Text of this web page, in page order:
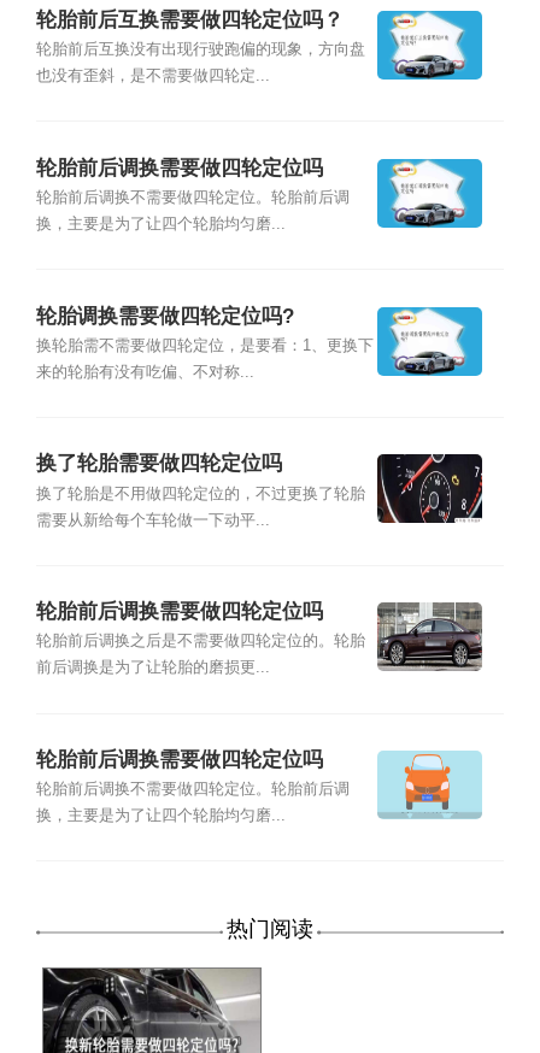
轮胎前后互换需要做四轮定位吗？
轮胎前后互换没有出现行驶跑偏的现象，方向盘
也没有歪斜，是不需要做四轮定...
轮胎前后调换需要做四轮定位吗
轮胎前后调换不需要做四轮定位。轮胎前后调
换，主要是为了让四个轮胎均匀磨...
轮胎调换需要做四轮定位吗?
换轮胎需不需要做四轮定位，是要看：1、更换下
来的轮胎有没有吃偏、不对称...
换了轮胎需要做四轮定位吗
换了轮胎是不用做四轮定位的，不过更换了轮胎
需要从新给每个车轮做一下动平...
轮胎前后调换需要做四轮定位吗
轮胎前后调换之后是不需要做四轮定位的。轮胎
前后调换是为了让轮胎的磨损更...
轮胎前后调换需要做四轮定位吗
轮胎前后调换不需要做四轮定位。轮胎前后调
换，主要是为了让四个轮胎均匀磨...
热门阅读